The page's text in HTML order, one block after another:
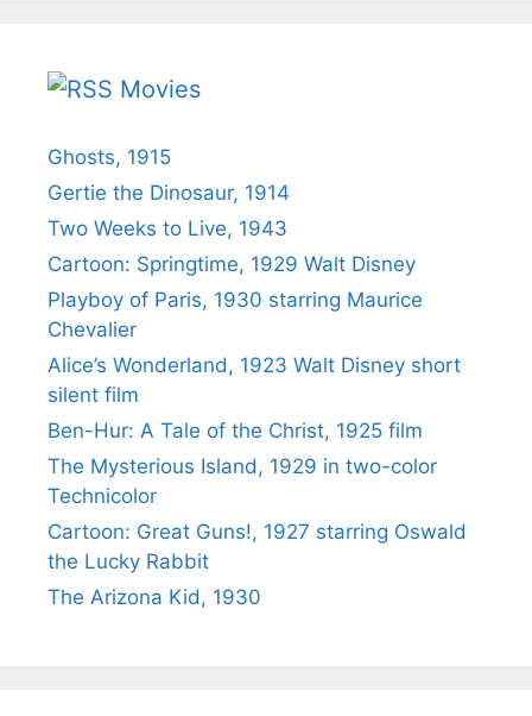
Movies
Ghosts, 1915
Gertie the Dinosaur, 1914
Two Weeks to Live, 1943
Cartoon: Springtime, 1929 Walt Disney
Playboy of Paris, 1930 starring Maurice
Chevalier
Alice’s Wonderland, 1923 Walt Disney short
silent film
Ben-Hur: A Tale of the Christ, 1925 film
The Mysterious Island, 1929 in two-color
Technicolor
Cartoon: Great Guns!, 1927 starring Oswald
the Lucky Rabbit
The Arizona Kid, 1930